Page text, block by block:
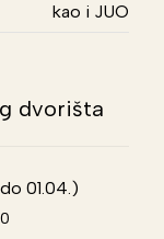
kao i JUO
dvorišta
01.04.)